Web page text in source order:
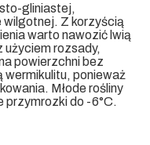
gliniastej,
Z korzyścią
warto nawozić lwią
rozsady,
powierzchni bez
ponieważ
Młode rośliny
przymrozki do -6°C.